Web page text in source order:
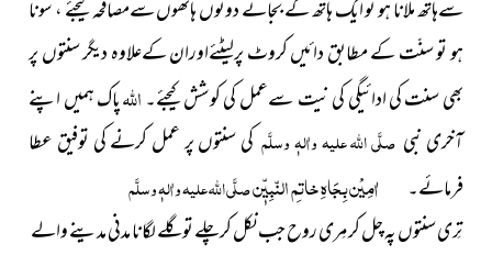
سےہاتھ ملانا ہو تو ایک ہاتھ کے بجائے دونوں ہاتھوں سےمصافحہ کیجئے ، سونا
ہو تو سنّت کے مطابق دائیں کروٹ پرلیٹئےاوران کےعلاوہ دیگر سنتوں پر
بھی سنت کی ادائیگی کی نیت سےعمل کی کوشش کیجئے۔اللہپاک ہمیں اپنے
آخری نبی صلَّی اللہ علیہ واٰلہٖ وسلَّم کی سنتوں پر عمل کرنے کی توفیق عطا
فرمائے۔
اٰمِیْن بِجَاہِ خاتمِ النّبِیّٖنصلَّی اللہ علیہ واٰلہٖ وسلَّم
تِری سنتوں پہ چل کر مِری روح جب نکل کرچلے تو گلے لگانا مدنی مدینے والے